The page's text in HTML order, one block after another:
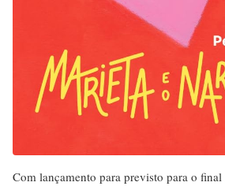
Com lançamento para previsto para o